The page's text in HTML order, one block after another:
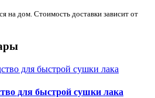
на дом. Стоимость доставки зависит от
для быстрой сушки лака